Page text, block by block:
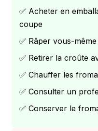
✅ Acheter en
coupe
✅ Râper vous-
✅ Retirer la croûte
✅ Chauffer les
✅ Consulter un
✅ Conserver le